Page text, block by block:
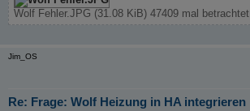
Wolf Fehler.JPG (31.08 KiB) 47409 mal betrachtet
Jim_OS
Re: Frage: Wolf Heizung in HA integrieren